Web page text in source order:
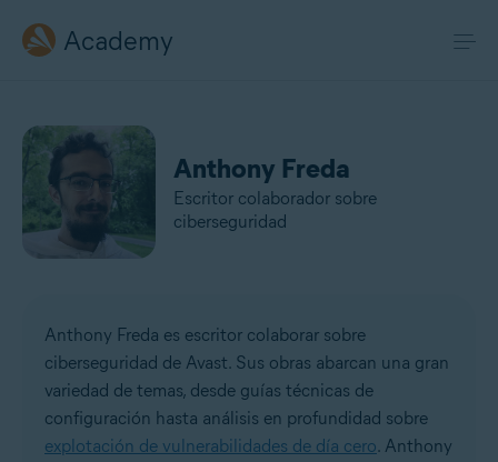
Academy
Anthony Freda
Escritor colaborador sobre
ciberseguridad
Anthony Freda es escritor colaborar sobre
ciberseguridad de Avast. Sus obras abarcan una gran
variedad de temas, desde guías técnicas de
configuración hasta análisis en profundidad sobre
explotación de vulnerabilidades de día cero. Anthony